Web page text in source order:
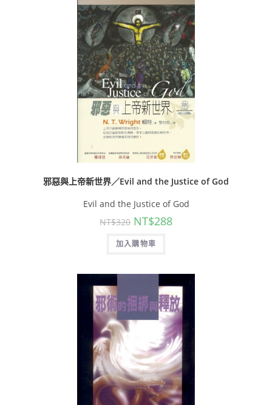
邪惡與上帝新世界／Evil and the Justice of God
Evil and the Justice of God
NT$320 NT$288
加入購物車